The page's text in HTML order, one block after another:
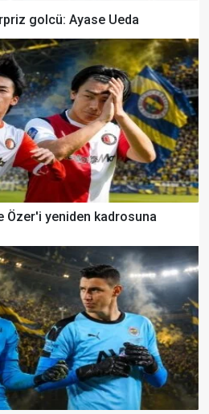
golcü: Ayase Ueda
Özer'i yeniden kadrosuna